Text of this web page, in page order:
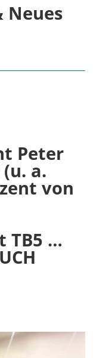
Neues
Peter
a.
von
TB5 …